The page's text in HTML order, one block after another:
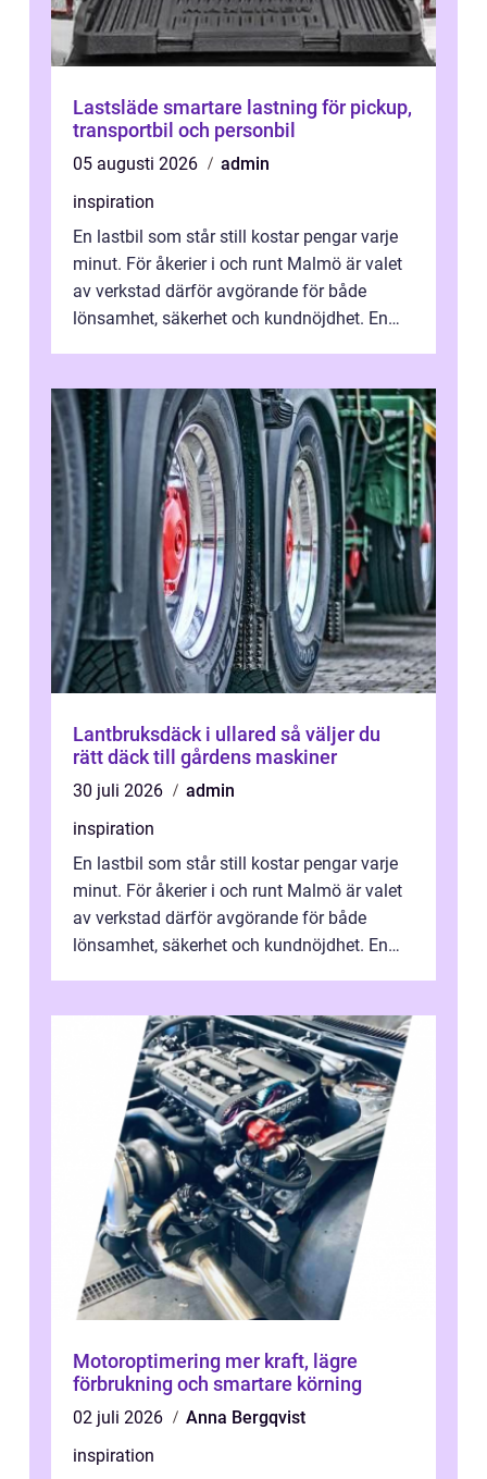
Lastsläde smartare lastning för pickup,
transportbil och personbil
05 augusti 2026
admin
inspiration
En lastbil som står still kostar pengar varje
minut. För åkerier i och runt Malmö är valet
av verkstad därför avgörande för både
lönsamhet, säkerhet och kundnöjdhet. En
Lantbruksdäck i ullared så väljer du
rätt däck till gårdens maskiner
30 juli 2026
admin
inspiration
En lastbil som står still kostar pengar varje
minut. För åkerier i och runt Malmö är valet
av verkstad därför avgörande för både
lönsamhet, säkerhet och kundnöjdhet. En
Motoroptimering mer kraft, lägre
förbrukning och smartare körning
02 juli 2026
Anna Bergqvist
inspiration